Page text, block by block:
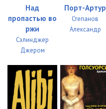
31
32
33
34
Над
пропастью во
ржи
Сэлинджер
Джером
Порт-Артур
Степанов
Александр